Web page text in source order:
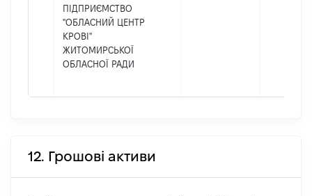
ПІДПРИЄМСТВО
"ОБЛАСНИЙ ЦЕНТР
КРОВІ"
ЖИТОМИРСЬКОЇ
ОБЛАСНОЇ РАДИ
12. Грошові активи